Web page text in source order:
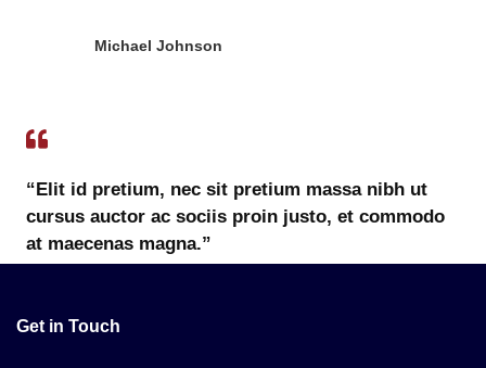
Michael Johnson
“Elit id pretium, nec sit pretium massa nibh ut
cursus auctor ac sociis proin justo, et commodo
at maecenas magna.”
Get in Touch